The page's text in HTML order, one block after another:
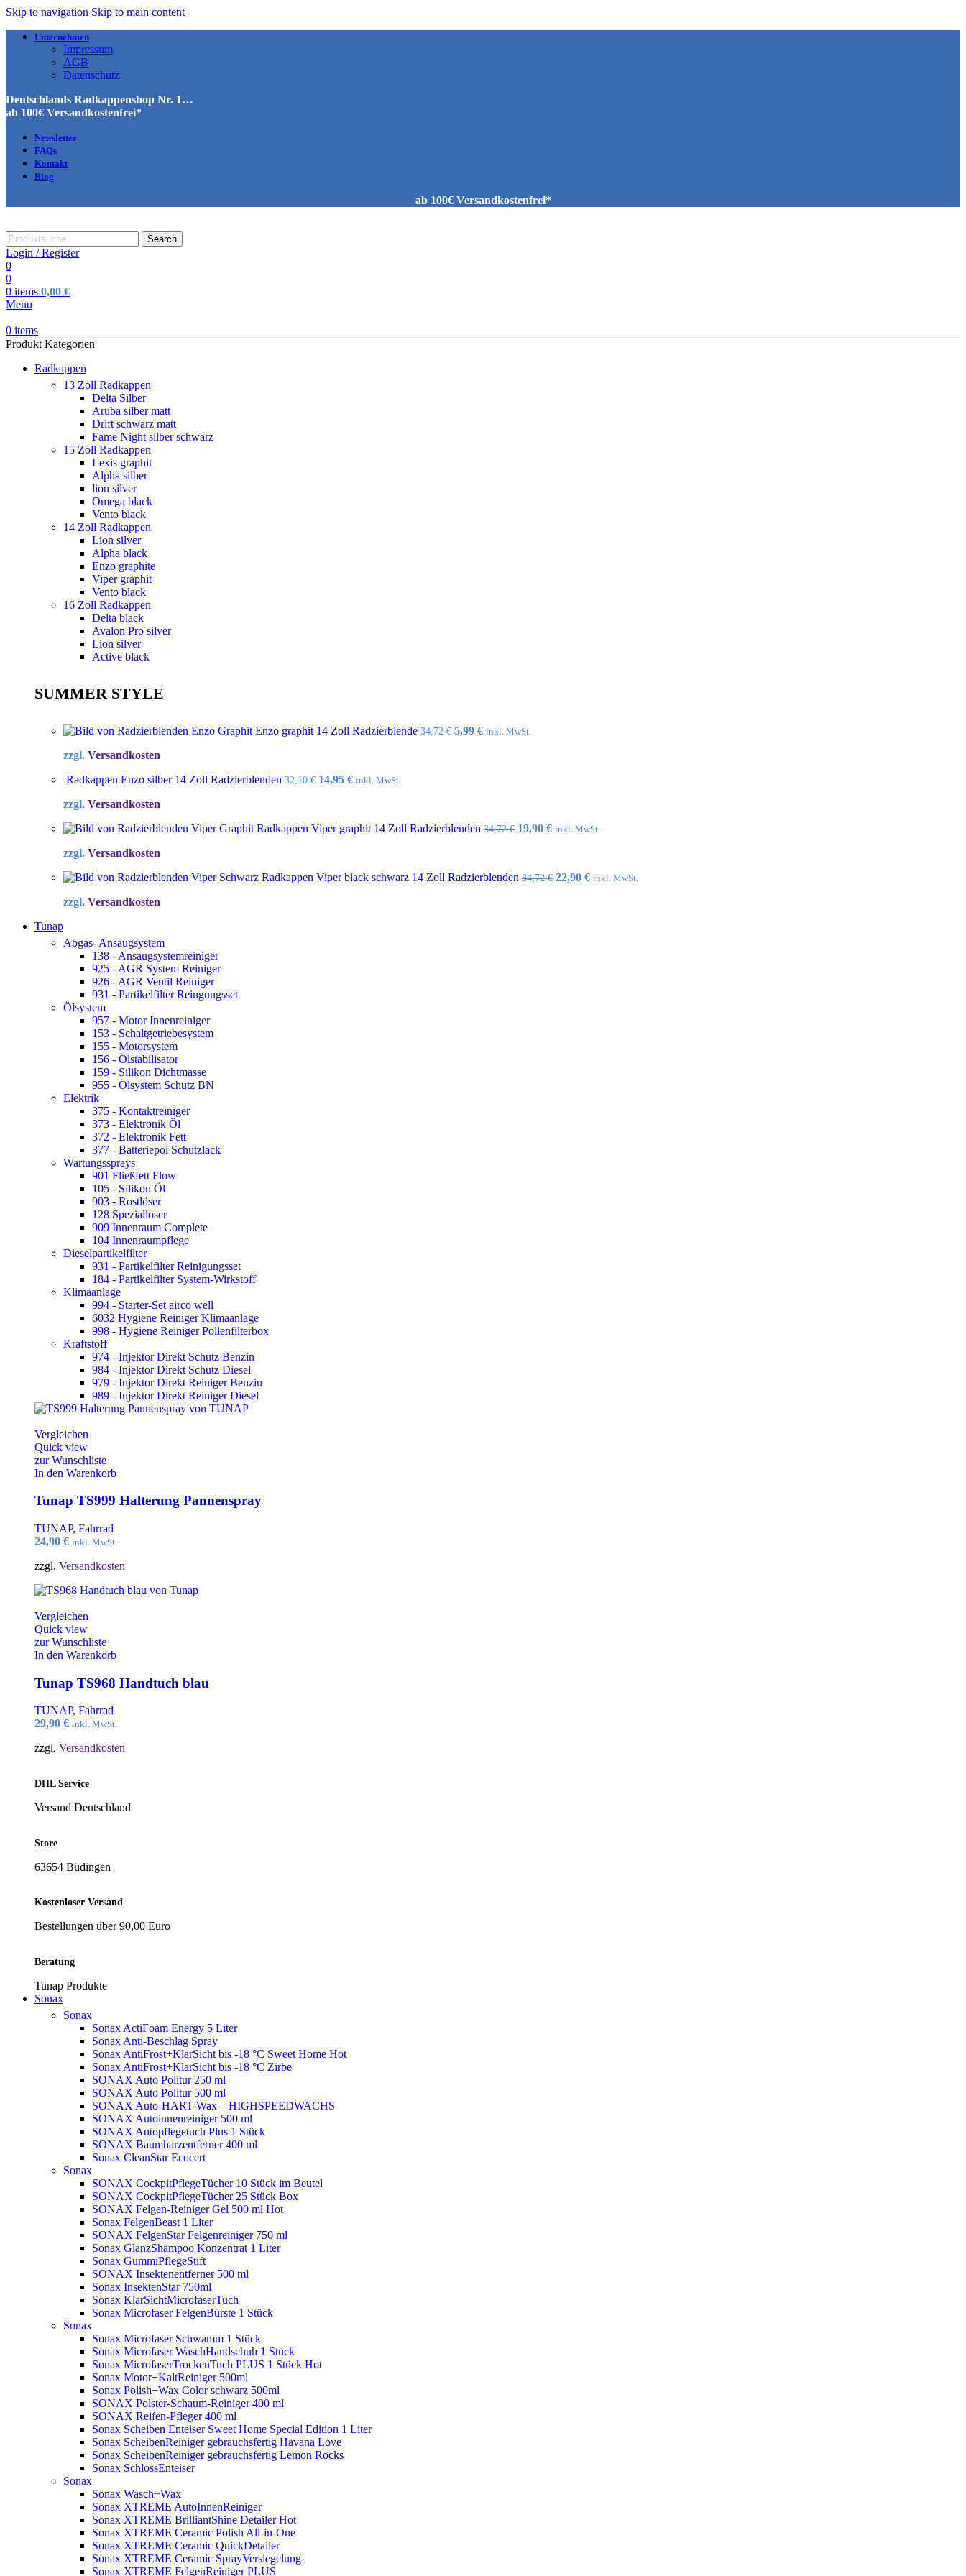
Skip to navigation Skip to main content
Unternehmen
Impressum
AGB
Datenschutz
Deutschlands Radkappenshop Nr. 1…
ab 100€ Versandkostenfrei*
Newsletter
FAQs
Kontakt
Blog
ab 100€ Versandkostenfrei*
Search
Login / Register
0
0
0 items 0,00 €
Menu
0 items
Produkt Kategorien
Radkappen
13 Zoll Radkappen
Delta Silber
Aruba silber matt
Drift schwarz matt
Fame Night silber schwarz
15 Zoll Radkappen
Lexis graphit
Alpha silber
lion silver
Omega black
Vento black
14 Zoll Radkappen
Lion silver
Alpha black
Enzo graphite
Viper graphit
Vento black
16 Zoll Radkappen
Delta black
Avalon Pro silver
Lion silver
Active black
SUMMER STYLE
Enzo graphit 14 Zoll Radzierblende 34,72€ Ursprünglicher
5,99 €Aktueller
inkl. MwSt.
zzgl. Versandkosten
Radkappen Enzo silber 14 Zoll Radzierblenden 32,10€ Ursprünglicher
14,95 €Aktueller
inkl. MwSt.
zzgl. Versandkosten
Radkappen Viper graphit 14 Zoll Radzierblenden 34,72€ Ursprünglicher
19,90 €Aktueller
inkl. MwSt.
zzgl. Versandkosten
Radkappen Viper black schwarz 14 Zoll Radzierblenden 34,72€ Ursprünglicher
22,90 €Aktueller
inkl. MwSt.
zzgl. Versandkosten
Tunap
Abgas- Ansaugsystem
138 - Ansaugsystemreiniger
925 - AGR System Reiniger
926 - AGR Ventil Reiniger
931 - Partikelfilter Reingungsset
Ölsystem
957 - Motor Innenreiniger
153 - Schaltgetriebesystem
155 - Motorsystem
156 - Ölstabilisator
159 - Silikon Dichtmasse
955 - Ölsystem Schutz BN
Elektrik
375 - Kontaktreiniger
373 - Elektronik Öl
372 - Elektronik Fett
377 - Batteriepol Schutzlack
Wartungssprays
901 Fließfett Flow
105 - Silikon Öl
903 - Rostlöser
128 Speziallöser
909 Innenraum Complete
104 Innenraumpflege
Dieselpartikelfilter
931 - Partikelfilter Reinigungsset
184 - Partikelfilter System-Wirkstoff
Klimaanlage
994 - Starter-Set airco well
6032 Hygiene Reiniger Klimaanlage
998 - Hygiene Reiniger Pollenfilterbox
Kraftstoff
974 - Injektor Direkt Schutz Benzin
984 - Injektor Direkt Schutz Diesel
979 - Injektor Direkt Reiniger Benzin
989 - Injektor Direkt Reiniger Diesel
Vergleichen
Quick view
zur Wunschliste
In den Warenkorb
Tunap TS999 Halterung Pannenspray
TUNAP, Fahrrad
24,90 € inkl. MwSt.
zzgl. Versandkosten
Vergleichen
Quick view
zur Wunschliste
In den Warenkorb
Tunap TS968 Handtuch blau
TUNAP, Fahrrad
29,90 € inkl. MwSt.
zzgl. Versandkosten
DHL Service
Versand Deutschland
Store
63654 Büdingen
Kostenloser Versand
Bestellungen über 90,00 Euro
Beratung
Tunap Produkte
Sonax
Sonax
Sonax ActiFoam Energy 5 Liter
Sonax Anti-Beschlag Spray
Sonax AntiFrost+KlarSicht bis -18 °C Sweet Home Hot
Sonax AntiFrost+KlarSicht bis -18 °C Zirbe
SONAX Auto Politur 250 ml
SONAX Auto Politur 500 ml
SONAX Auto-HART-Wax – HIGHSPEEDWACHS
SONAX Autoinnenreiniger 500 ml
SONAX Autopflegetuch Plus 1 Stück
SONAX Baumharzentferner 400 ml
Sonax CleanStar Ecocert
Sonax
SONAX CockpitPflegeTücher 10 Stück im Beutel
SONAX CockpitPflegeTücher 25 Stück Box
SONAX Felgen-Reiniger Gel 500 ml Hot
Sonax FelgenBeast 1 Liter
SONAX FelgenStar Felgenreiniger 750 ml
Sonax GlanzShampoo Konzentrat 1 Liter
Sonax GummiPflegeStift
SONAX Insektenentferner 500 ml
Sonax InsektenStar 750ml
Sonax KlarSichtMicrofaserTuch
Sonax Microfaser FelgenBürste 1 Stück
Sonax
Sonax Microfaser Schwamm 1 Stück
Sonax Microfaser WaschHandschuh 1 Stück
Sonax MicrofaserTrockenTuch PLUS 1 Stück Hot
Sonax Motor+KaltReiniger 500ml
Sonax Polish+Wax Color schwarz 500ml
SONAX Polster-Schaum-Reiniger 400 ml
SONAX Reifen-Pfleger 400 ml
Sonax Scheiben Enteiser Sweet Home Special Edition 1 Liter
Sonax ScheibenReiniger gebrauchsfertig Havana Love
Sonax ScheibenReiniger gebrauchsfertig Lemon Rocks
Sonax SchlossEnteiser
Sonax
Sonax Wasch+Wax
Sonax XTREME AutoInnenReiniger
Sonax XTREME BrilliantShine DetailerHot
Sonax XTREME Ceramic Polish All-in-One
Sonax XTREME Ceramic QuickDetailer
Sonax XTREME Ceramic SprayVersiegelung
Sonax XTREME FelgenReiniger PLUS